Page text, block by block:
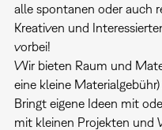
alle spontanen oder auch
Kreativen und
vorbei!
Wir bieten Raum und
eine kleine
Bringt eigene Ideen mit
mit kleinen Projekten und